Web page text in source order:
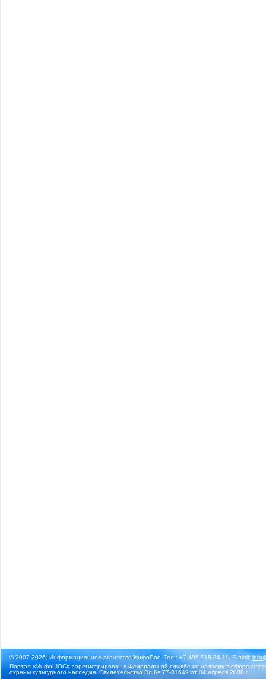
© 2007-2026, Информационное агентство ИнфоРос. Тел.: +7 495 718-84-11, E-mail:
Портал «ИнфоШОС» зарегистрирован в Федеральной службе по надзору в сфере
охраны культурного наследия. Свидетельство Эл № 77-31649 от 04 апреля 2008 г.